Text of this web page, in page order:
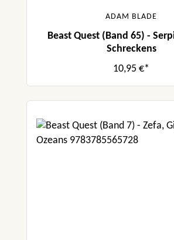
ADAM BLADE
Beast Quest (Band 65) -
Schreckens
10,95 €*